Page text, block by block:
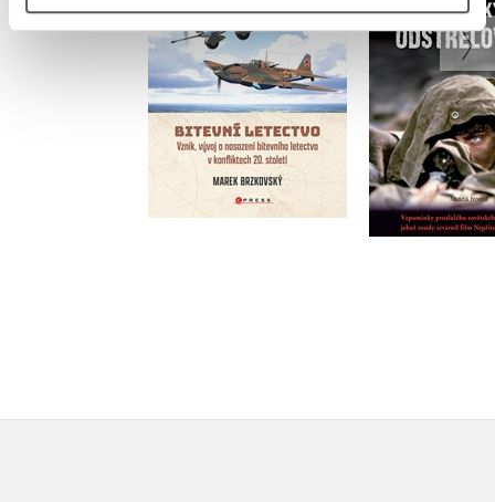
Marek Brzkovský
Do košíku
599 Kč
479 Kč
Vasilij G.
Do
279 Kč